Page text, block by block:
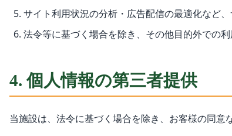
サイト利用状況の分析・広告配信の最適化など
法令等に基づく場合を除き、その他目的外での利
4. 個人情報の第三者提供
当施設は、法令に基づく場合を除き、お客様の同意